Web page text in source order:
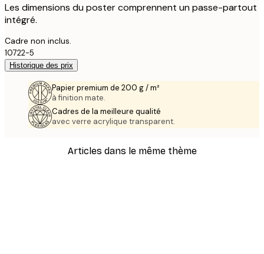
Les dimensions du poster comprennent un passe-partout
intégré.
Cadre non inclus.
10722-5
Historique des prix
Papier premium de 200 g / m²
à finition mate.
Cadres de la meilleure qualité
avec verre acrylique transparent.
Articles dans le même thème